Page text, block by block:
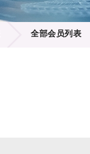
供应商
征求研
项目资
资讯中
多媒体
全部会员列表